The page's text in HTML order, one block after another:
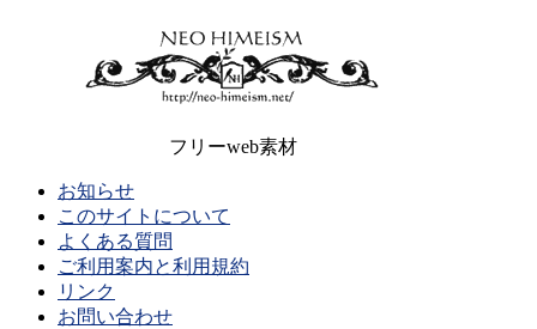
フリーweb素材
お知らせ
このサイトについて
よくある質問
ご利用案内と利用規約
リンク
お問い合わせ